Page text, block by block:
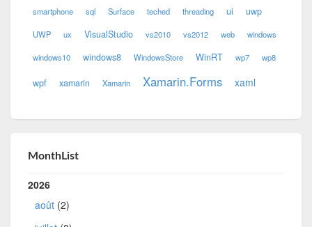
smartphone sql Surface teched threading ui uwp
UWP ux VisualStudio vs2010 vs2012 web windows
windows10 windows8 WindowsStore WinRT wp7 wp8
wpf xamarin Xamarin Xamarin.Forms xaml
MonthList
2026
août (2)